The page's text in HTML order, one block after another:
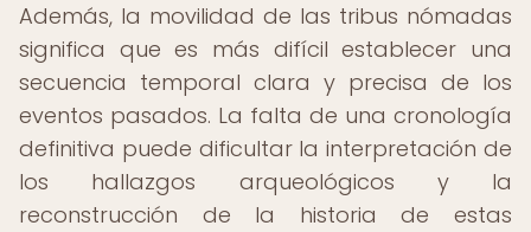
Además, la movilidad de las tribus nómadas
significa que es más difícil establecer una
secuencia temporal clara y precisa de los
eventos pasados. La falta de una cronología
definitiva puede dificultar la interpretación de
los hallazgos arqueológicos y la
reconstrucción de la historia de estas